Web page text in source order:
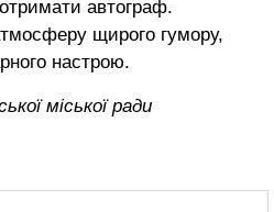
автограф.
щирого гумору,
настрою.
міської ради